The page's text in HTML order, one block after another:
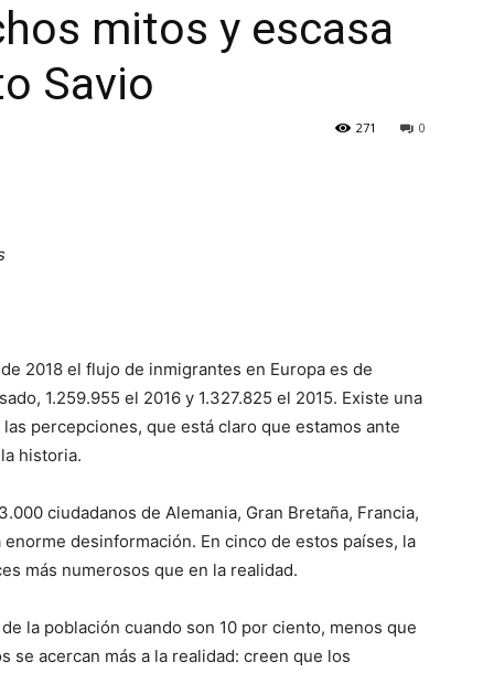
mitos y escasa
Savio
0
271
2018 el flujo de inmigrantes en Europa es de
1.259.955 el 2016 y 1.327.825 el 2015. Existe una
percepciones, que está claro que estamos ante
historia.
ciudadanos de Alemania, Gran Bretaña, Francia,
desinformación. En cinco de estos países, la
más numerosos que en la realidad.
la población cuando son 10 por ciento, menos que
se acercan más a la realidad: creen que los